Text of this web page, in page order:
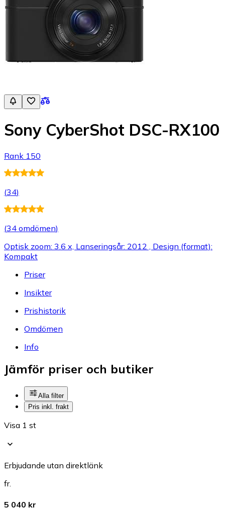
Sony CyberShot DSC-RX100
Rank 150
(34)
(34 omdömen)
Optisk zoom: 3.6 x, Lanseringsår: 2012 , Design (format):
Kompakt
Priser
Insikter
Prishistorik
Omdömen
Info
Jämför priser och butiker
Alla filter
Pris inkl. frakt
Visa 1 st
Erbjudande utan direktlänk
fr.
5 040 kr